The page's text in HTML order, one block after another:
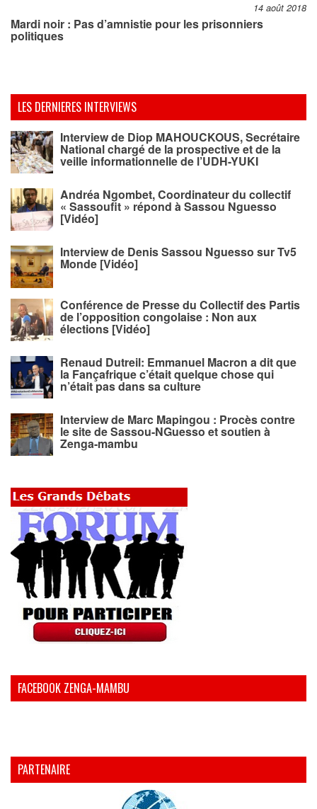
14 août 2018
Mardi noir : Pas d’amnistie pour les prisonniers
politiques
LES DERNIERES INTERVIEWS
Interview de Diop MAHOUCKOUS, Secrétaire
National chargé de la prospective et de la
veille informationnelle de l’UDH-YUKI
Andréa Ngombet, Coordinateur du collectif
« Sassoufit » répond à Sassou Nguesso
[Vidéo]
Interview de Denis Sassou Nguesso sur Tv5
Monde [Vidéo]
Conférence de Presse du Collectif des Partis
de l’opposition congolaise : Non aux
élections [Vidéo]
Renaud Dutreil: Emmanuel Macron a dit que
la Fançafrique c’était quelque chose qui
n’était pas dans sa culture
Interview de Marc Mapingou : Procès contre
le site de Sassou-NGuesso et soutien à
Zenga-mambu
FACEBOOK ZENGA-MAMBU
PARTENAIRE